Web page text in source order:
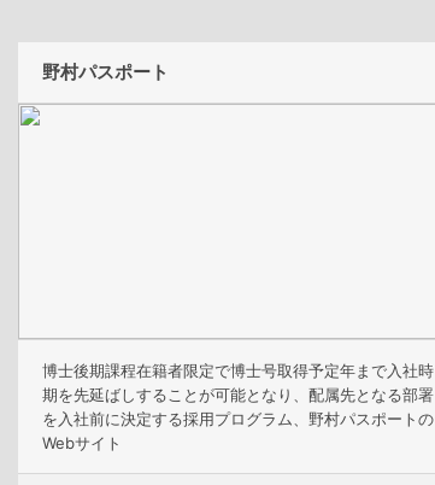
野村パスポート
博士後期課程在籍者限定で博士号取得予定年まで入社時
期を先延ばしすることが可能となり、配属先となる部署
を入社前に決定する採用プログラム、野村パスポートの
Webサイト